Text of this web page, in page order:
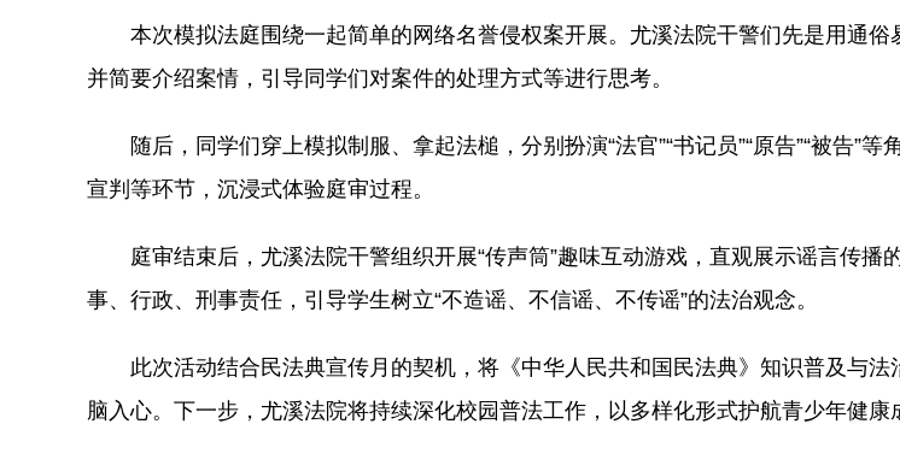
本次模拟法庭围绕一起简单的网络名誉侵权案开展。尤溪法院干警们先是用通
并简要介绍案情，引导同学们对案件的处理方式等进行思考。
随后，同学们穿上模拟制服、拿起法槌，分别扮演“法官”“书记员”“原告”“被告”
宣判等环节，沉浸式体验庭审过程。
庭审结束后，尤溪法院干警组织开展“传声筒”趣味互动游戏，直观展示谣言传
事、行政、刑事责任，引导学生树立“不造谣、不信谣、不传谣”的法治观念。
此次活动结合民法典宣传月的契机，将《中华人民共和国民法典》知识普及与
脑入心。下一步，尤溪法院将持续深化校园普法工作，以多样化形式护航青少年健康